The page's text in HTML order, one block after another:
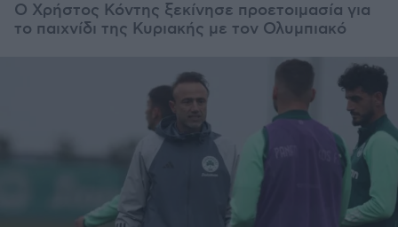
Ο Χρήστος Κόντης ξεκίνησε προετοιμασία για
το παιχνίδι της Κυριακής με τον Ολυμπιακό